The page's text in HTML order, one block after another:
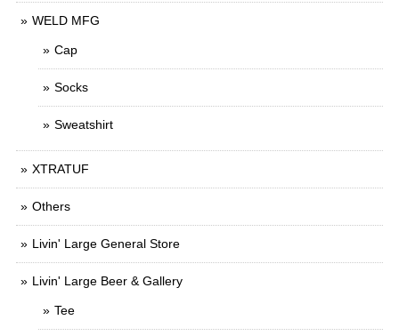
WELD MFG
Cap
Socks
Sweatshirt
XTRATUF
Others
Livin' Large General Store
Livin' Large Beer & Gallery
Tee